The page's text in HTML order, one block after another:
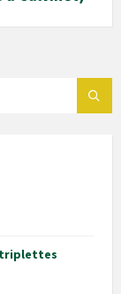
triplettes